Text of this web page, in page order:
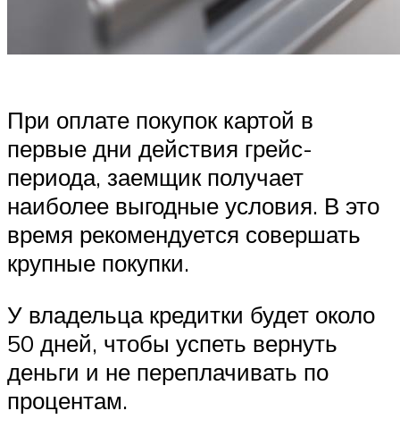
При оплате покупок картой в
первые дни действия грейс-
периода, заемщик получает
наиболее выгодные условия. В это
время рекомендуется совершать
крупные покупки.
У владельца кредитки будет около
50 дней, чтобы успеть вернуть
деньги и не переплачивать по
процентам.